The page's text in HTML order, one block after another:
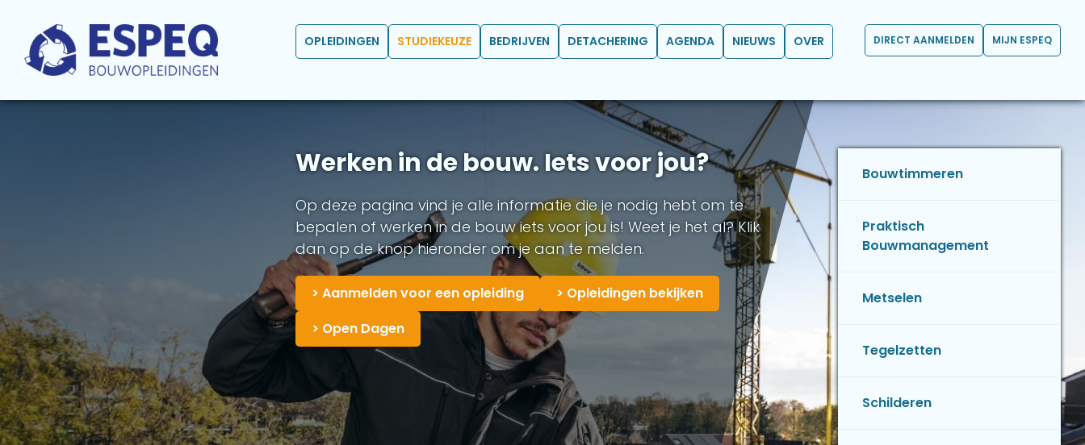
OPLEIDINGEN STUDIEKEUZE BEDRIJVEN DETACHERING AGENDA NIEUWS OVER DIRECT AANMELDEN MIJN ESPEQ
Werken in de bouw. Iets voor jou?
Op deze pagina vind je alle informatie die je nodig hebt om te
bepalen of werken in de bouw iets voor jou is! Weet je het al? Klik
dan op de knop hieronder om je aan te melden.
> Aanmelden voor een opleiding
> Opleidingen bekijken
> Open Dagen
Bouwtimmeren
Praktisch
Bouwmanagement
Metselen
Tegelzetten
Schilderen